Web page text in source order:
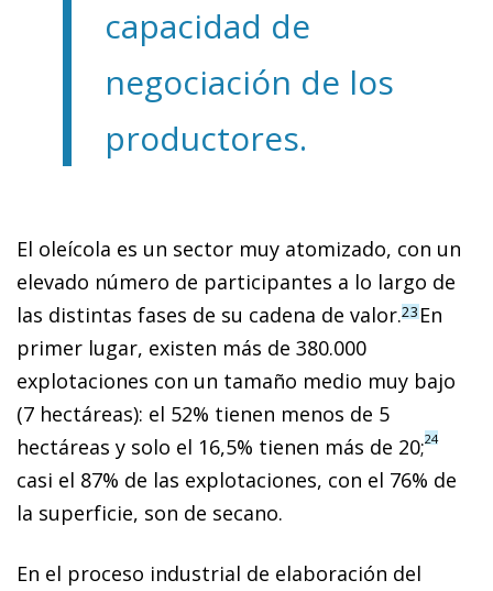
capacidad de
negociación de los
productores.
El oleícola es un sector muy atomizado, con un
elevado número de participantes a lo largo de
las distintas fases de su cadena de valor.23 En
primer lugar, existen más de 380.000
explotaciones con un tamaño medio muy bajo
(7 hectáreas): el 52% tienen menos de 5
hectáreas y solo el 16,5% tienen más de 20;24
casi el 87% de las explotaciones, con el 76% de
la superficie, son de secano.
En el proceso industrial de elaboración del